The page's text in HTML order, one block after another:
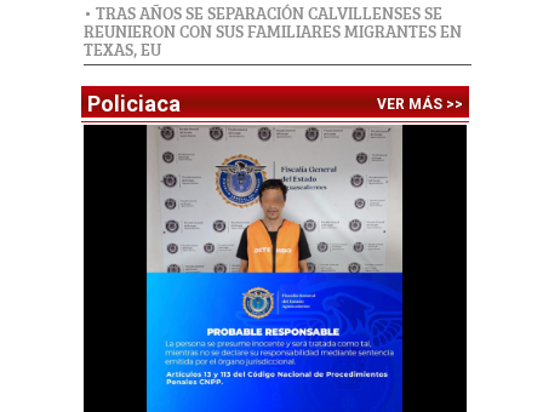
• TRAS AÑOS SE SEPARACIÓN CALVILLENSES SE
REUNIERON CON SUS FAMILIARES MIGRANTES EN
TEXAS, EU
Policiaca VER MÁS >>